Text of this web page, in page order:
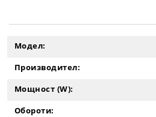
Модел:
Производител:
Мощност (W):
Обороти: